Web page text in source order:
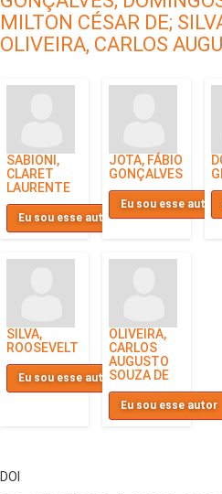
MILTON CÉSAR DE;
OLIVEIRA, CARLOS
SABIONI,
CLARET
LAURENTE
Eu sou esse autor
JOTA, FÁBIO
GONÇALVES
Eu sou esse autor
SILVA,
ROOSEVELT
Eu sou esse autor
OLIVEIRA,
CARLOS
AUGUSTO
SOUZA DE
Eu sou esse autor
DOI